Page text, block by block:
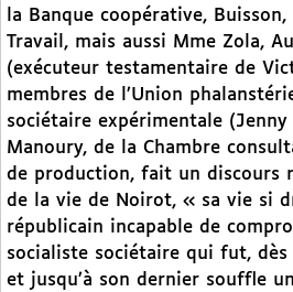
la Banque coopérative,
Travail, mais aussi Mme Zola,
(exécuteur testamentaire de
membres de l’Union
sociétaire expérimentale (Jenny
Manoury, de la Chambre
de production, fait un discours
de la vie de Noirot, « sa vie si
républicain incapable de
socialiste sociétaire qui fut, dès
et jusqu’à son dernier souffle